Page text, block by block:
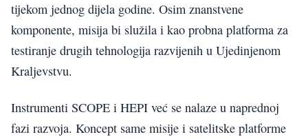
tijekom jednog dijela godine. Osim znanstvene
komponente, misija bi služila i kao probna platforma za
testiranje drugih tehnologija razvijenih u Ujedinjenom
Kraljevstvu.
Instrumenti SCOPE i HEPI već se nalaze u naprednoj
fazi razvoja. Koncept same misije i satelitske platforme